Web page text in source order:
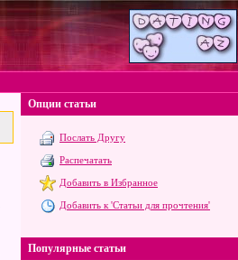
Опции статьи
Послать Другу
Распечатать
Добавить в Избранное
Добавить к 'Статьи для прочтения'
Популярные статьи